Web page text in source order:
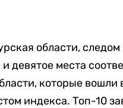
области,
девятое места
которые
индекса. Топ-10